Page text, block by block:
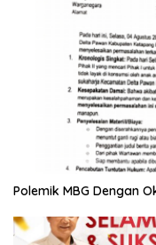
Polemik MBG Dengan